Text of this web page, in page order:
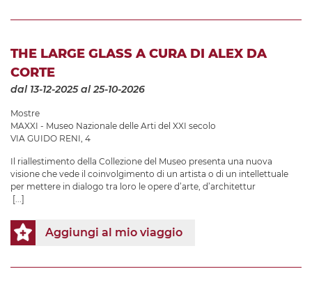
THE LARGE GLASS A CURA DI ALEX DA
CORTE
dal 13-12-2025al 25-10-2026
Mostre
MAXXI - Museo Nazionale delle Arti del XXI secolo
VIA GUIDO RENI, 4
Il riallestimento della Collezione del Museo presenta una nuova
visione che vede il coinvolgimento di un artista o di un intellettuale
per mettere in dialogo tra loro le opere d’arte, d’architettur
[...]
Aggiungi al mio viaggio